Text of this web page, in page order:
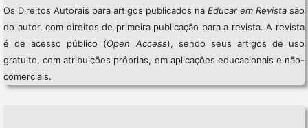
Os Direitos Autorais para artigos publicados naEducar em Revista são
do autor, com direitos de primeira publicação para a revista. A revista
é de acesso público (Open Access), sendo seus artigos de uso
gratuito, com atribuições próprias, em aplicações educacionais e não-
comerciais.